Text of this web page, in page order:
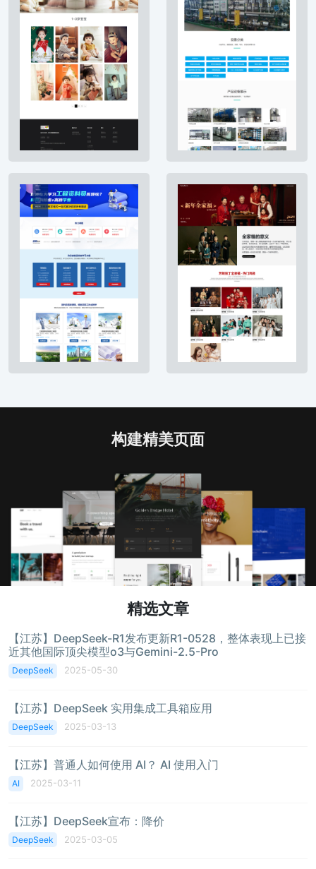
构建精美页面
精选文章
【江苏】DeepSeek-R1发布更新R1-0528，整体表现上已接
近其他国际顶尖模型o3与Gemini-2.5-Pro
DeepSeek 2025-05-30
【江苏】DeepSeek 实用集成工具箱应用
DeepSeek 2025-03-13
【江苏】普通人如何使用 AI？ AI 使用入门
AI 2025-03-11
【江苏】DeepSeek宣布：降价
DeepSeek 2025-03-05